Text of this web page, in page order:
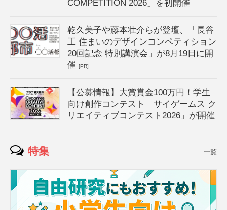
COMPETITION 2026」を初開催
乾久美子や藤本壮介らが登壇、「長谷
工 住まいのデザインコンペティション
20回記念 特別講演会」が8月19日に開
催[PR]
【公募情報】大賞賞金100万円！学生
向け創作コンテスト「サイゲームス ク
リエイティブコンテスト2026」が開催
特集 一覧